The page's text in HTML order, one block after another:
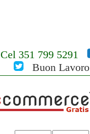
Cel 351 799 5291
Buon Lavoro